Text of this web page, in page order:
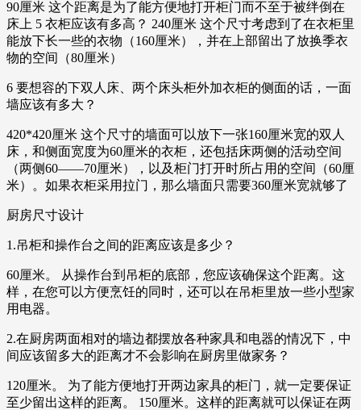
90厘米 这个距离是为了能方便地打开柜门而不至于被绊倒在
床上 5 衣柜应该有多高？ 240厘米 这个尺寸考虑到了在衣柜里
能放下长一些的衣物（160厘米），并在上部留出了放换季衣
物的空间（80厘米）
6 要想容的下双人床、两个床头柜外加衣柜的侧面的话，一面
墙应该有多大？
420*420厘米 这个尺寸的墙面可以放下一张160厘米宽的双人
床，和侧面宽度为60厘米的衣柜，还包括床两侧的活动空间
（两侧60——70厘米），以及柜门打开时所占用的空间（60厘
米）。如果衣柜采用拉门，那么墙面只需要360厘米宽就够了
厨房尺寸设计
1.吊柜和操作台之间的距离应该是多少？
60厘米。 从操作台到吊柜的底部，您应该确保这个距离。这
样，在您可以方便烹饪的同时，还可以在吊柜里放一些小型家
用电器。
2.在厨房两面相对的墙边都摆放各种家具和电器的情况下，中
间应该留多大的距离才不会影响在厨房里做家务？
120厘米。 为了能方便地打开两边家具的柜门，就一定要保证
至少留出这样的距离。 150厘米。这样的距离就可以保证在两